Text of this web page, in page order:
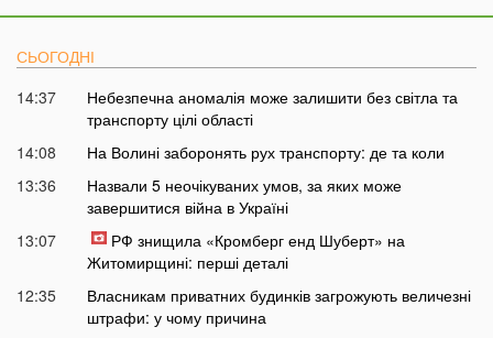
СЬОГОДНІ
14:37
Небезпечна аномалія може залишити без світла та
транспорту цілі області
14:08
На Волині заборонять рух транспорту: де та коли
13:36
Назвали 5 неочікуваних умов, за яких може
завершитися війна в Україні
13:07
РФ знищила «Кромберг енд Шуберт» на
Житомирщині: перші деталі
12:35
Власникам приватних будинків загрожують величезні
штрафи: у чому причина